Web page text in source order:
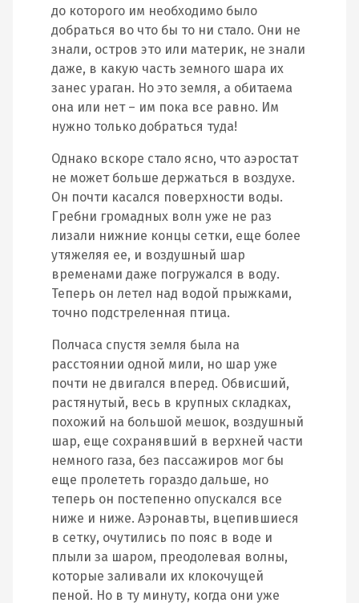
до которого им необходимо было
добраться во что бы то ни стало. Они не
знали, остров это или материк, не знали
даже, в какую часть земного шара их
занес ураган. Но это земля, а обитаема
она или нет – им пока все равно. Им
нужно только добраться туда!
Однако вскоре стало ясно, что аэростат
не может больше держаться в воздухе.
Он почти касался поверхности воды.
Гребни громадных волн уже не раз
лизали нижние концы сетки, еще более
утяжеляя ее, и воздушный шар
временами даже погружался в воду.
Теперь он летел над водой прыжками,
точно подстреленная птица.
Полчаса спустя земля была на
расстоянии одной мили, но шар уже
почти не двигался вперед. Обвисший,
растянутый, весь в крупных складках,
похожий на большой мешок, воздушный
шар, еще сохранявший в верхней части
немного газа, без пассажиров мог бы
еще пролететь гораздо дальше, но
теперь он постепенно опускался все
ниже и ниже. Аэронавты, вцепившиеся
в сетку, очутились по пояс в воде и
плыли за шаром, преодолевая волны,
которые заливали их клокочущей
пеной. Но в ту минуту, когда они уже